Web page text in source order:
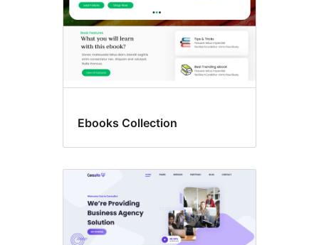
Ebooks Collection